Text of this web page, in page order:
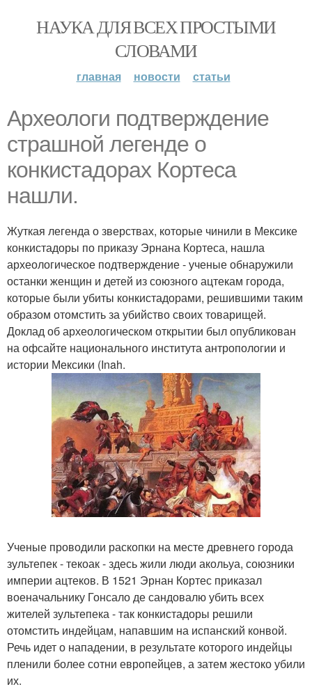
НАУКА ДЛЯ ВСЕХ ПРОСТЫМИ
СЛОВАМИ
главная новости статьи
Археологи подтверждение
страшной легенде о
конкистадорах Кортеса
нашли.
Жуткая легенда о зверствах, которые чинили в Мексике
конкистадоры по приказу Эрнана Кортеса, нашла
археологическое подтверждение - ученые обнаружили
останки женщин и детей из союзного ацтекам города,
которые были убиты конкистадорами, решившими таким
образом отомстить за убийство своих товарищей.
Доклад об археологическом открытии был опубликован
на офсайте национального института антропологии и
истории Мексики (Inah.
Ученые проводили раскопки на месте древнего города
зультепек - текоак - здесь жили люди акольуа, союзники
империи ацтеков. В 1521 Эрнан Кортес приказал
военачальнику Гонсало де сандовалю убить всех
жителей зультепека - так конкистадоры решили
отомстить индейцам, напавшим на испанский конвой.
Речь идет о нападении, в результате которого индейцы
пленили более сотни европейцев, а затем жестоко убили
их.